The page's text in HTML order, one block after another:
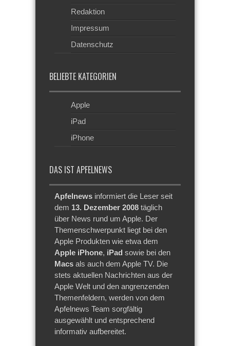
Redaktion
Impressum
Datenschutz
BELIEBTE KATEGORIEN
Apple
iPad
iPhone
DAS IST APFELNEWS
Apfelnews informiert die Leser seit
dem 13. Dezember 2008 täglich
über News rund um Apple. Der
Themenschwerpunkt liegt bei den
Apple Produkten wie etwa dem
Apple iPhone, iPad sowie bei den
Macs als auch dem Apple TV. Die
stets aktuellen Nachrichten aus der
Apple Welt und den angrenzenden
Themenfeldern, werden von dem
Apfelnews Team sorgfältig
ausgewählt und entsprechend
informativ aufbereitet.